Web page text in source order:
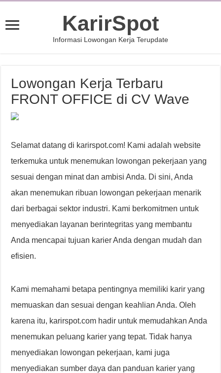
KarirSpot
Informasi Lowongan Kerja Terupdate
Lowongan Kerja Terbaru
FRONT OFFICE di CV Wave
Selamat datang di karirspot.com! Kami adalah website
terkemuka untuk menemukan lowongan pekerjaan yang
sesuai dengan minat dan ambisi Anda. Di sini, Anda
akan menemukan ribuan lowongan pekerjaan menarik
dari berbagai sektor industri. Kami berkomitmen untuk
menyediakan layanan berintegritas yang membantu
Anda mencapai tujuan karier Anda dengan mudah dan
efisien.
Kami memahami betapa pentingnya memiliki karir yang
memuaskan dan sesuai dengan keahlian Anda. Oleh
karena itu, karirspot.com hadir untuk memudahkan Anda
menemukan peluang karier yang tepat. Tidak hanya
menyediakan lowongan pekerjaan, kami juga
menyediakan sumber daya dan panduan karier yang